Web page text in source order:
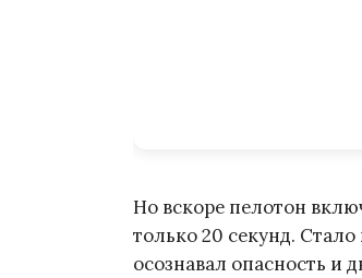
Но вскоре пелотон
только 20 секунд.
осознавал опасность и